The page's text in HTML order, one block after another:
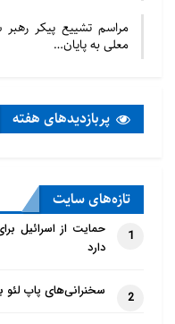
مراسم تشییع پیکر رهبر
معلی به پایان…
پربازدید‌های هفته
تازه‌‌های سایت
1
حمایت از اسرائیل
دارد
2 سخنرانی‌های پاپ